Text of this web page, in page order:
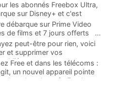
les abonnés Freebox Ultra,
sur Disney+ et c'est
débarque sur Prime Video
de films et 7 jours offerts
...
peut-être pour rien, voici
et supprimer vos
...
Free et dans les télécoms :
un nouvel appareil pointe
chez des abonnés Freebox...